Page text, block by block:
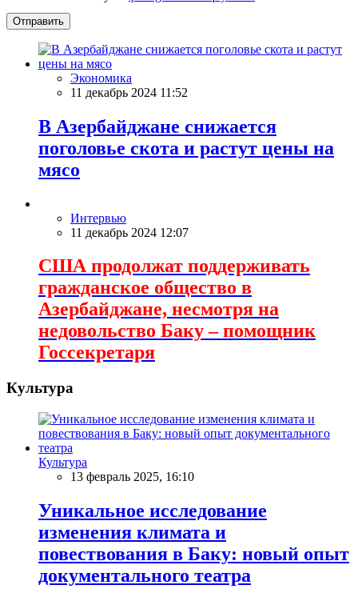
Отправить
Экономика
11 декабрь 2024 11:52
В Азербайджане снижается
поголовье скота и растут цены на
мясо
Интервью
11 декабрь 2024 12:07
США продолжат поддерживать
гражданское общество в
Азербайджане, несмотря на
недовольство Баку – помощник
Госсекретаря
Культура
Культура
13 февраль 2025, 16:10
Уникальное исследование
изменения климата и
повествования в Баку: новый опыт
документального театра